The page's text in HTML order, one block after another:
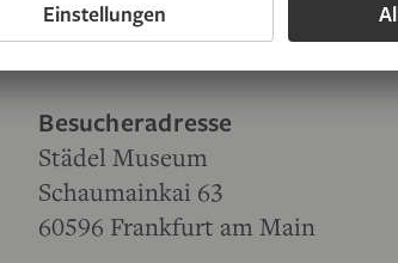
Besucheradresse
Städel Museum
Schaumainkai 63
60596 Frankfurt am Main